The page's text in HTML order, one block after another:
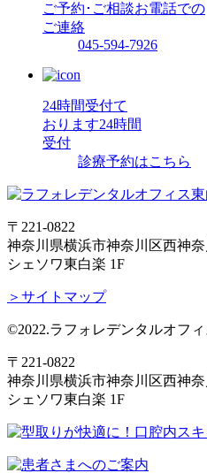
ご予約･ご相談お電話での
ご連絡
045-594-7926
24時間受付て
おります24時間
受付
診療予約はこちら
〒221-0822
神奈川県横浜市神奈川区西神奈
シェソワ東白楽 1F
＞サイトマップ
©2022.ラフォレデンタルオフ
〒221-0822
神奈川県横浜市神奈川区西神奈
シェソワ東白楽 1F